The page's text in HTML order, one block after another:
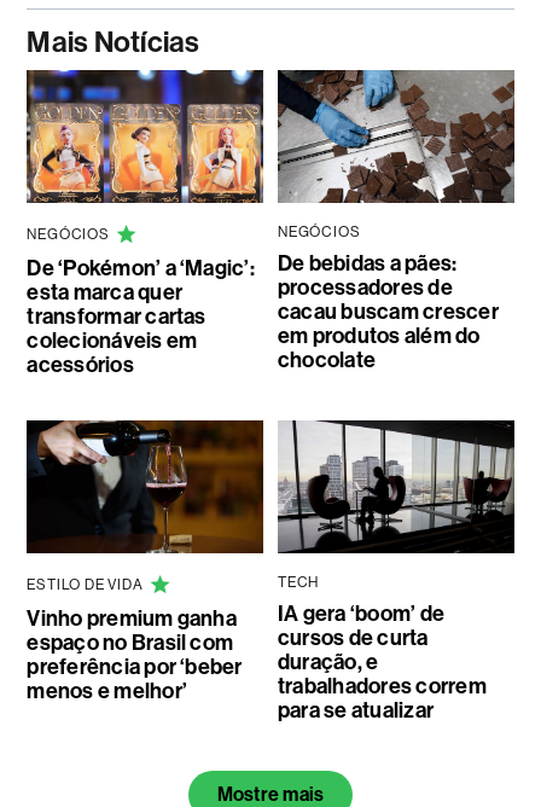
Mais Notícias
NEGÓCIOS
De ‘Pokémon’ a ‘Magic’:
esta marca quer
transformar cartas
colecionáveis em
acessórios
NEGÓCIOS
De bebidas a pães:
processadores de
cacau buscam crescer
em produtos além do
chocolate
ESTILO DE VIDA
Vinho premium ganha
espaço no Brasil com
preferência por ‘beber
menos e melhor’
TECH
IA gera ‘boom’ de
cursos de curta
duração, e
trabalhadores correm
para se atualizar
Mostre mais